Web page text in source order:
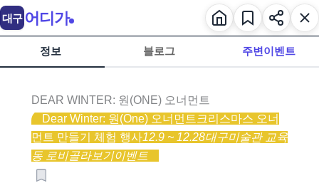
정보 블로그 주변이벤트
DEAR WINTER: 원(ONE) 오너먼트
Dear Winter: 원(One) 오너먼트 크리스마스 오너
먼트 만들기 체험 행사12.9 ~ 12.28대구미술관 교육
동 로비골라보기이벤트
대구 어디가